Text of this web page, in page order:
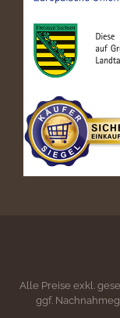
Alle Preise exkl.
ggf.